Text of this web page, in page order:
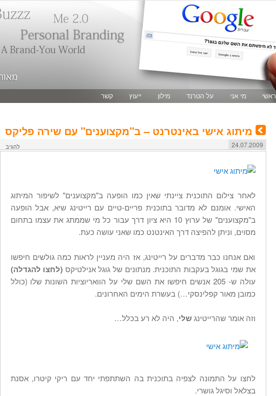
ראשי מי אני על הטרנד מילון ייעוץ קשר
מיתוג אישי באינטרנט – ב"מקצוענים" עם שירה פליקס
24.07.2009 להגיב
לאחר צילום התוכנית ציינתי שאין כמו הופעה ב"מקצוענים" לשיפור המיתוג
האישי. אומנם לא מדובר בתוכנית פריים-טיים עם רייטינג שיא, אבל הופעה
ב"מקצוענים" של ערוץ 10 היא ציון דרך עבור כל מי שממתג את עצמו בתחום
מסוים, וניתן להפיצה דרך האינטנט כמו שאני עושה כעת.
ואם אנחנו כבר מדברים על רייטינג, אז היה מעניין לראות כמה גולשים חיפשו
את שמי בגוגל בעקבות התוכנית. מנתונים של גוגל אנילטיקס (לחצו להגדלה)
עולה ש- 205 אנשים חיפשו את השם שלי על הוואריוציות השונות שלו (כולל
כמובן מאור קפלינסקי…) בעשרת הימים האחרונים.
וזה אומר שהרייטינגשלי, היה לא רע בכלל…
לחצו על התמונה לצפיה בתוכנית בה השתתפתי יחד עם ריקי קיטרו, אסנת
בצלאל וסיגל גושרי.